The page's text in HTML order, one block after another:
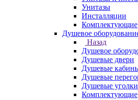
Унитазы
Инсталляции
Комплектующие
Душевое
Назад
Душевое
Душевые двери
Душевые
Душевые
Душевые уголки
Комплектующие